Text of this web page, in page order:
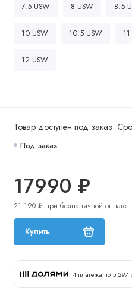
Товар доступен под заказ.
Под заказ
17990 ₽
21 190 ₽ при безналичной оплате
Купить
4 платежа по 5 297
7.5 USW 8 USW 8.5
10 USW 10.5 USW
12 USW